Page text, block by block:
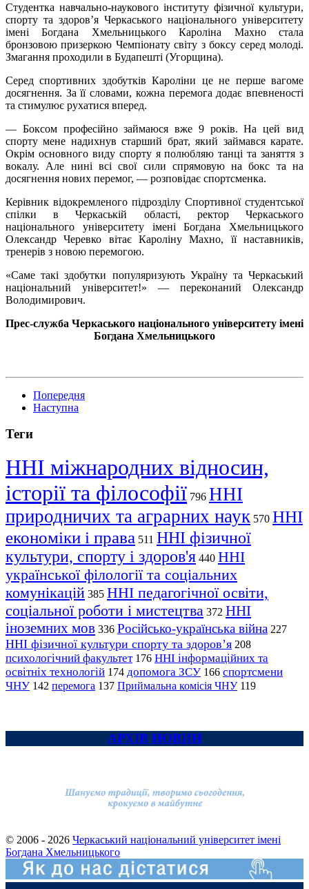
Студентка навчально-наукового інституту фізичної культури,
спорту та здоров’я Черкаського національного університету
імені Богдана Хмельницького Кароліна Махно стала
бронзовою призеркою Чемпіонату світу з боксу серед молоді.
Змагання проходили в Будапешті (Угорщина).
Серед спортивних здобутків Кароліни це не перше вагоме
досягнення. За її словами, кожна перемога додає впевненості
та стимулює рухатися вперед.
— Боксом професійно займаюся вже 9 років. На цей вид
спорту мене надихнув старший брат, який займався карате.
Окрім основного виду спорту я полюбляю танці та заняття з
вокалу. Але нині всі свої сили спрямовую на бокс та на
досягнення нових перемог, — розповідає спортсменка.
Керівник відокремленого підрозділу Спортивної студентської
спілки в Черкаській області, ректор Черкаського
національного університету імені Богдана Хмельницького
Олександр Черевко вітає Кароліну Махно, її наставників,
тренерів з новою перемогою.
«Саме такі здобутки популяризують Україну та Черкаський
національний університет!» — переконаний Олександр
Володимирович.
Прес-служба Черкаського національного університету імені
Богдана Хмельницького
Попередня
Наступна
Теги
ННІ міжнародних відносин,
історії та філософії 796 ННІ
природничих та аграрних наук 570 ННІ
економіки і права 511 ННІ фізичної
культури, спорту і здоров'я 440 ННІ
української філології та соціальних
комунікацій 385 ННІ педагогічної освіти,
соціальної роботи і мистецтва 372 ННІ
іноземних мов 336 Російсько-українська війна 227
ННІ фізичної культури спорту та здоров’я 208
психологічний факультет 176 ННІ інформаційних та
освітніх технологій 174 допомога ЗСУ 166 спортсмени
ЧНУ 142 перемога 137 Приймальна комісія ЧНУ 119
АРХІВ НОВИН
© 2006 - 2026 Черкаський національний університет імені
Богдана Хмельницького